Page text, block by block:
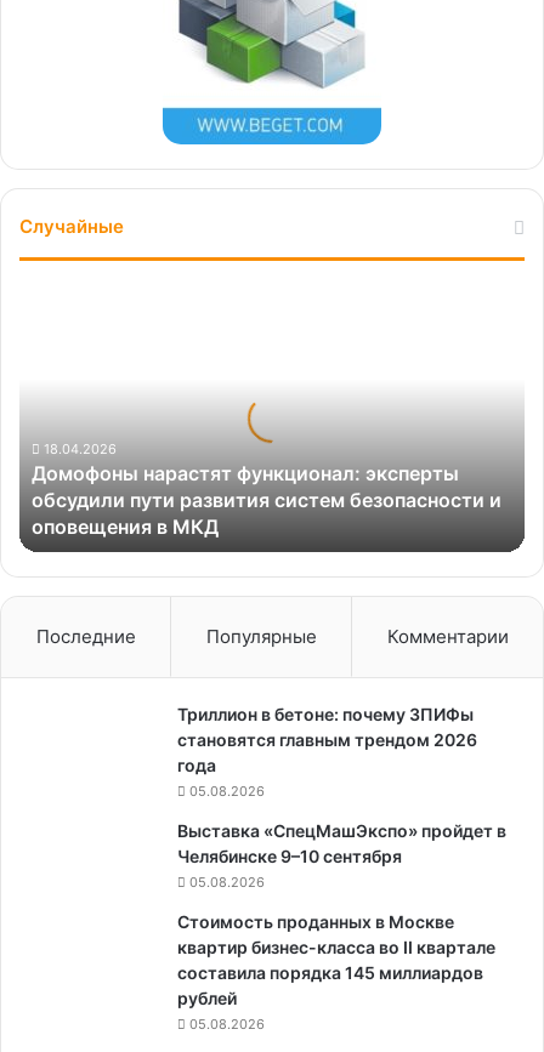
Случайные
развития
систем
безопасности
оповещения
в
МКД
18.04.2026
Домофоны нарастят функционал: эксперты
обсудили пути развития систем безопасности и
оповещения в МКД
Последние Популярные Комментарии
Триллион в бетоне: почему ЗПИФы
становятся главным трендом 2026
года
05.08.2026
Выставка «СпецМашЭкспо» пройдет в
Челябинске 9–10 сентября
05.08.2026
Стоимость проданных в Москве
квартир бизнес-класса во II квартале
составила порядка 145 миллиардов
рублей
05.08.2026